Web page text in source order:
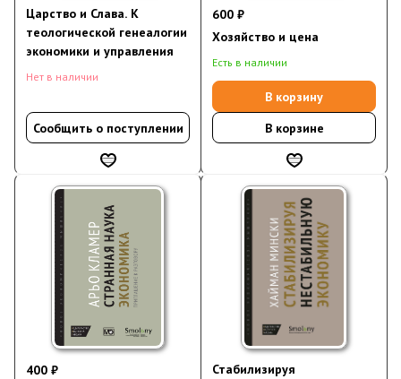
Царство и Слава. К
теологической генеалогии
экономики и управления
Нет в наличии
Сообщить о поступлении
600 ₽
Хозяйство и цена
Есть в наличии
В корзину
В корзине
400 ₽
Стабилизируя